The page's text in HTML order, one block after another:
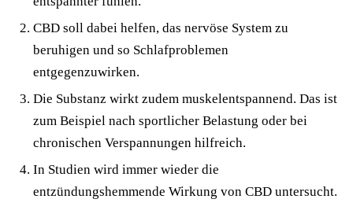
CBD soll dabei helfen, das nervöse System zu
beruhigen und so Schlafproblemen
entgegenzuwirken.
Die Substanz wirkt zudem muskelentspannend. Das ist
zum Beispiel nach sportlicher Belastung oder bei
chronischen Verspannungen hilfreich.
In Studien wird immer wieder die
entzündungshemmende Wirkung von CBD untersucht.